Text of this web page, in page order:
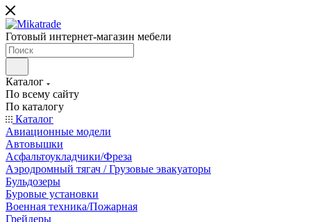
Готовый интернет-магазин мебели
Каталог
По всему сайту
По каталогу
Каталог
Авиационные модели
Автовышки
Асфальтоукладчики/Фреза
Аэродромный тягач / Грузовые эвакуаторы
Бульдозеры
Буровые установки
Военная техника/Пожарная
Грейдеры